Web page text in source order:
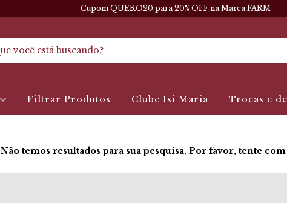
Cupom QUERO20 para 20% OFF na Marca FARM
Filtrar Produtos Clube Isi Maria Trocas e
Não temos resultados para sua pesquisa. Por favor, tente